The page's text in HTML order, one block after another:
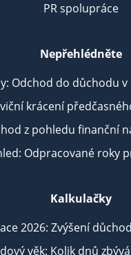
PR spolupráce
Nepřehlédněte
Odchod do důchodu v
krácení
z pohledu finanční
Odpracované roky
Kalkulačky
2026: Zvýšení
věk: Kolik dnů